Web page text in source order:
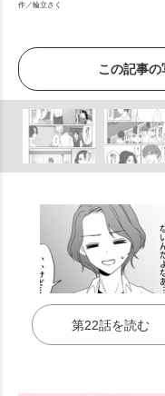
作／輪立さく
この記事の
第22話を読む